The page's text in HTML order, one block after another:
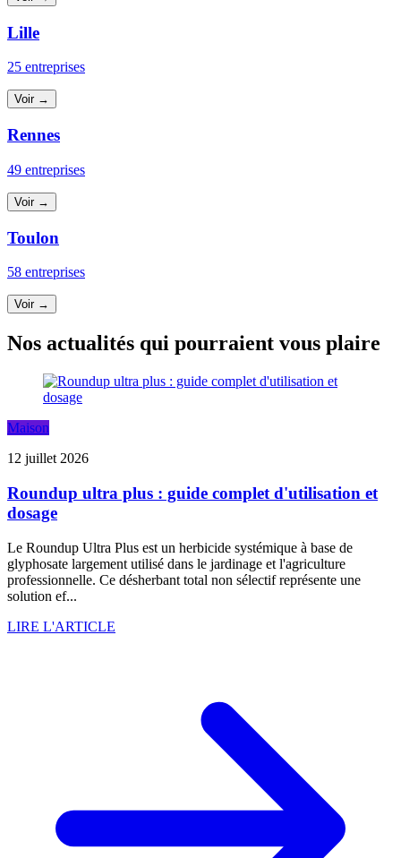
Lille
25 entreprises
Voir →
Rennes
49 entreprises
Voir →
Toulon
58 entreprises
Voir →
Nos actualités qui pourraient vous plaire
Maison
12 juillet 2026
Roundup ultra plus : guide complet d'utilisation et
dosage
Le Roundup Ultra Plus est un herbicide systémique à base de
glyphosate largement utilisé dans le jardinage et l'agriculture
professionnelle. Ce désherbant total non sélectif représente une
solution ef...
LIRE L'ARTICLE